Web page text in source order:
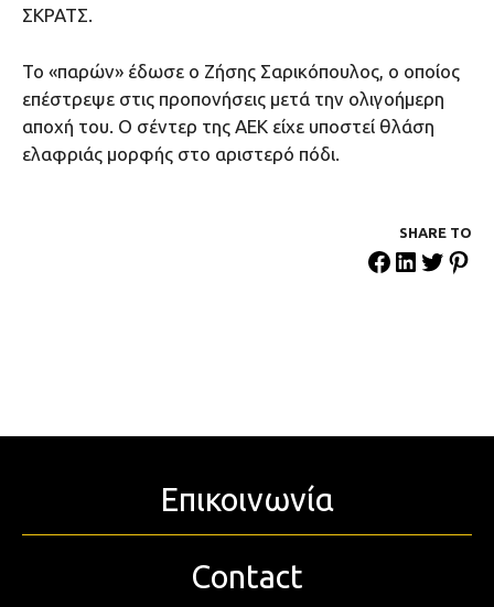
ΣΚΡΑΤΣ.
Το «παρών» έδωσε ο Ζήσης Σαρικόπουλος, ο οποίος
επέστρεψε στις προπονήσεις μετά την ολιγοήμερη
αποχή του. Ο σέντερ της ΑΕΚ είχε υποστεί θλάση
ελαφριάς μορφής στο αριστερό πόδι.
SHARE ΤΟ
Επικοινωνία
Contact